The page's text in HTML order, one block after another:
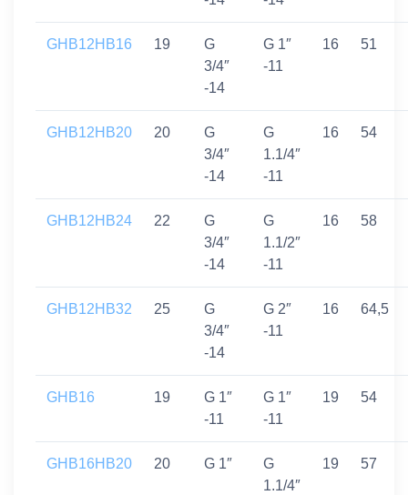
GHB12HB16 19
G
3/4″
-14
G 1″
-11
16 51
GHB12HB20 20
G
3/4″
-14
G
1.1/4″
-11
16 54
GHB12HB24 22
G
3/4″
-14
G
1.1/2″
-11
16 58
GHB12HB32 25
G
3/4″
-14
G 2″
-11
16 64,5
GHB16 19
G 1″
-11
G 1″
-11
19 54
GHB16HB20 20 G 1″
G
1.1/4″
19 57